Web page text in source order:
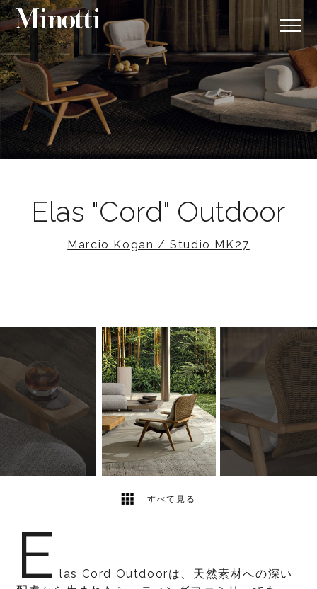
Elas "Cord" Outdoor
Marcio Kogan / Studio MK27
すべて見る
2
E las Cord Outdoorは、天然素材への深い